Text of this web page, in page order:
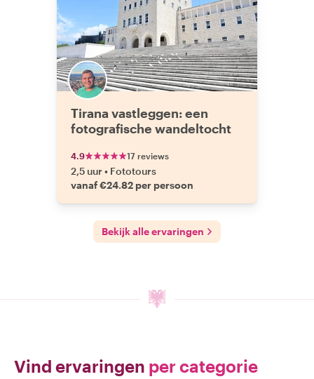
Tirana vastleggen: een
fotografische wandeltocht
4.9 17 reviews
2,5 uur • Fototours
vanaf €24.82 per persoon
Bekijk alle ervaringen
Vind ervaringen per categorie